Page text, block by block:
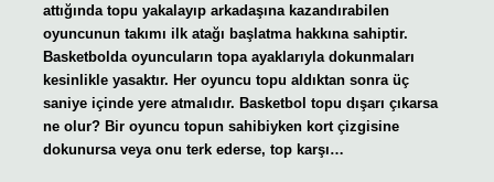
attığında topu yakalayıp arkadaşına kazandırabilen
oyuncunun takımı ilk atağı başlatma hakkına sahiptir.
Basketbolda oyuncuların topa ayaklarıyla dokunmaları
kesinlikle yasaktır. Her oyuncu topu aldıktan sonra üç
saniye içinde yere atmalıdır. Basketbol topu dışarı çıkarsa
ne olur? Bir oyuncu topun sahibiyken kort çizgisine
dokunursa veya onu terk ederse, top karşı…